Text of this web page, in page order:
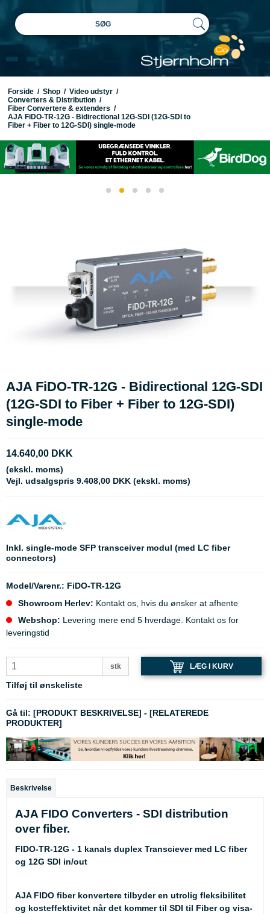
SØG
Forside / Shop / Video udstyr /
Converters & Distribution /
Fiber Convertere & extenders /
AJA FiDO-TR-12G - Bidirectional 12G-SDI (12G-SDI to
Fiber + Fiber to 12G-SDI) single-mode
AJA FiDO-TR-12G - Bidirectional 12G-SDI
(12G-SDI to Fiber + Fiber to 12G-SDI)
single-mode
14.640,00 DKK
(ekskl. moms)
Vejl. udsalgspris 9.408,00 DKK (ekskl. moms)
Inkl. single-mode SFP transceiver modul (med LC fiber
connectors)
Model/Varenr.: FiDO-TR-12G
Showroom Herlev: Kontakt os, hvis du ønsker at afhente
Webshop: Levering mere end 5 hverdage. Kontakt os for
leveringstid
stk LÆG I KURV
Tilføj til ønskeliste
Gå til: [PRODUKT BESKRIVELSE] - [RELATEREDE
PRODUKTER]
Beskrivelse
AJA FIDO Converters - SDI distribution
over fiber.
FIDO-TR-12G - 1 kanals duplex Transciever med LC fiber
og 12G SDI in/out
AJA FIDO fiber konvertere tilbyder en utrolig fleksibilitet
og kosteffektivitet når det kommer til SDI til Fiber og visa-